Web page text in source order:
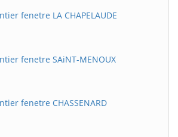
fenetre LA CHAPELAUDE
fenetre SAiNT-MENOUX
fenetre CHASSENARD